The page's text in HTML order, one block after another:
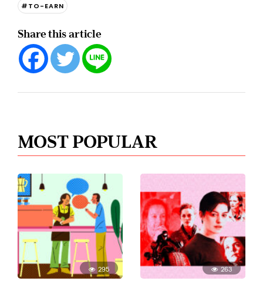
#TO-EARN
Share this article
MOST POPULAR
295 263